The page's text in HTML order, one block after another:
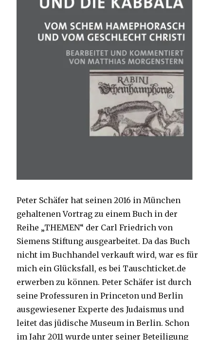
Peter Schäfer hat seinen 2016 in München
gehaltenen Vortrag zu einem Buch in der
Reihe „THEMEN“ der Carl Friedrich von
Siemens Stiftung ausgearbeitet. Da das Buch
nicht im Buchhandel verkauft wird, war es für
mich ein Glücksfall, es bei Tauschticket.de
erwerben zu können. Peter Schäfer ist durch
seine Professuren in Princeton und Berlin
ausgewiesener Experte des Judaismus und
leitet das jüdische Museum in Berlin. Schon
im Jahr 2011 wurde unter seiner Beteiligung